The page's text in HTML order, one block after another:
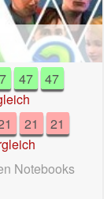
47
47
21
21
Notebooks